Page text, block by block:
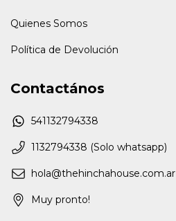
Quienes Somos
Política de Devolución
Contactános
541132794338
1132794338 (Solo whatsapp)
hola@thehinchahouse.com.ar
Muy pronto!